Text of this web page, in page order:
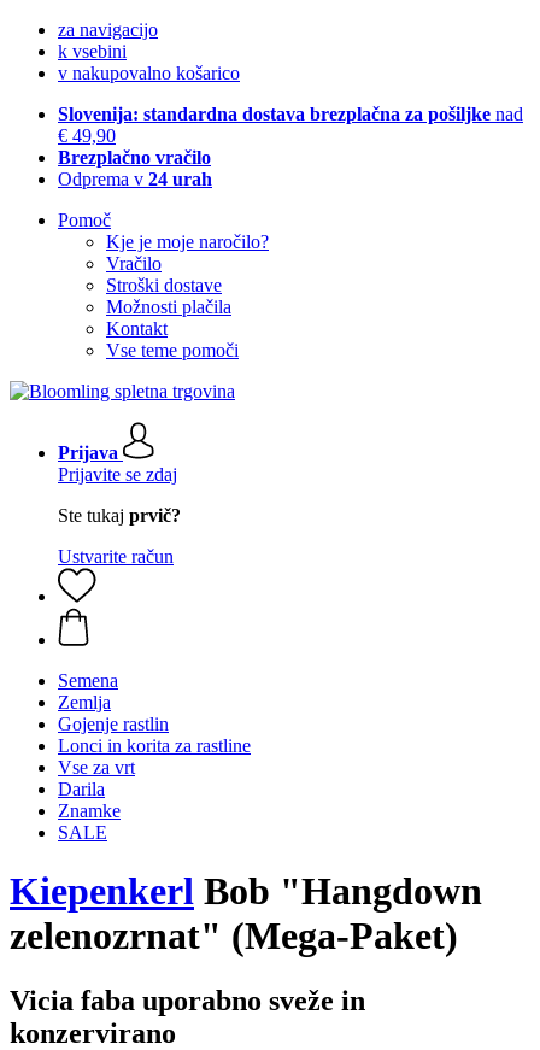
za navigacijo
k vsebini
v nakupovalno košarico
Slovenija: standardna dostava brezplačna za pošiljke nad
€ 49,90
Brezplačno vračilo
Odprema v 24 urah
Pomoč
Kje je moje naročilo?
Vračilo
Stroški dostave
Možnosti plačila
Kontakt
Vse teme pomoči
Prijava
Prijavite se zdaj
Ste tukaj prvič?
Ustvarite račun
Semena
Zemlja
Gojenje rastlin
Lonci in korita za rastline
Vse za vrt
Darila
Znamke
SALE
Kiepenkerl Bob "Hangdown
zelenozrnat" (Mega-Paket)
Vicia faba uporabno sveže in
konzervirano